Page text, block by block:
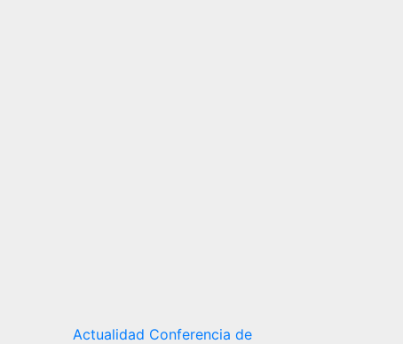
Actualidad Conferencia de